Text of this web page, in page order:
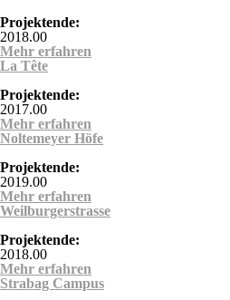
Projektende:
2018.00
Mehr erfahren
La Tête
Projektende:
2017.00
Mehr erfahren
Noltemeyer Höfe
Projektende:
2019.00
Mehr erfahren
Weilburgerstrasse
Projektende:
2018.00
Mehr erfahren
Strabag Campus